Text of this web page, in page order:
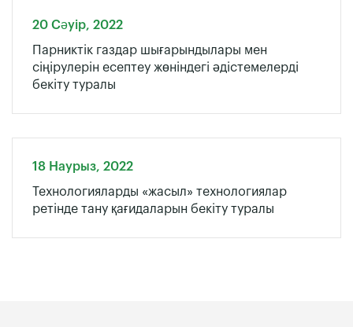
20 Сәуір, 2022
Парниктік газдар шығарындылары мен
сіңірулерін есептеу жөніндегі әдістемелерді
бекіту туралы
18 Наурыз, 2022
Технологияларды «жасыл» технологиялар
ретінде тану қағидаларын бекіту туралы